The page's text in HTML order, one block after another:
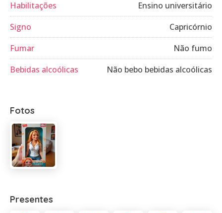
Habilitações
Ensino universitário
Signo
Capricórnio
Fumar
Não fumo
Bebidas alcoólicas
Não bebo bebidas alcoólicas
Fotos
Presentes